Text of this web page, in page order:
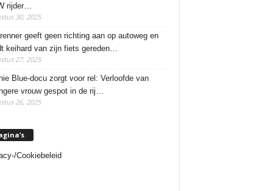
rijder…
30, 2025
geeft geen richting aan op autoweg en
keihard van zijn fiets gereden…
27, 2025
Blue-docu zorgt voor rel: Verloofde van
vrouw gespot in de rij…
26, 2025
Cookiebeleid